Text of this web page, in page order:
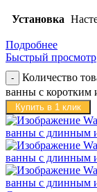
Установка
Подробнее
Быстрый просмотр
Количество
ванны с коротким
Купить в 1 клик